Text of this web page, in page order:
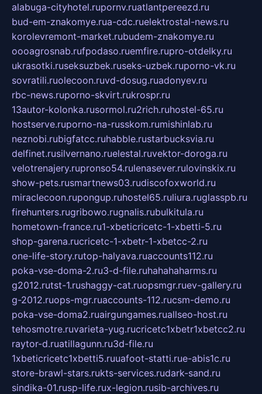
alabuga-cityhotel.rupornv.ruatlantpereezd.ru
bud-em-znakomye.rua-cdc.ruelektrostal-news.ru
korolevremont-market.rubudem-znakomye.ru
oooagrosnab.rufpodaso.ruemfire.rupro-otdelky.ru
ukrasotki.ruseksuzbek.ruseks-uzbek.ruporno-vk.ru
sovratili.ruolecoon.ruvd-dosug.ruadonyev.ru
rbc-news.ruporno-skvirt.rukrospr.ru
13autor-kolonka.rusormol.ru2rich.ruhostel-65.ru
hostserve.ruporno-na-russkom.rumishinlab.ru
neznobi.rubigfatcc.ruhabble.rustarbucksvia.ru
delfinet.rusilvernano.ruelestal.ruvektor-doroga.ru
velotrenajery.rupronso54.rulenasever.rulovinskix.ru
show-pets.rusmartnews03.rudiscofoxworld.ru
miraclecoon.rupongup.ruhostel65.ruliura.ruglasspb.ru
firehunters.rugribowo.rugnalis.rubulkitula.ru
hometown-france.ru1-xbeticricetc-1-xbetti-5.ru
shop-garena.rucricetc-1-xbetr-1-xbetcc-2.ru
one-life-story.rutop-halyava.ruaccounts112.ru
poka-vse-doma-2.ru3-d-file.ruhahahaharms.ru
g2012.rutst-1.rushaggy-cat.ruopsmgr.ruev-gallery.ru
g-2012.ruops-mgr.ruaccounts-112.rucsm-demo.ru
poka-vse-doma2.ruairgungames.ruallseo-host.ru
tehosmotre.ruvarieta-yug.rucricetc1xbetr1xbetcc2.ru
raytor-d.ruatillagunn.ru3d-file.ru
1xbeticricetc1xbetti5.ruuafoot-statti.rue-abis1c.ru
store-brawl-stars.rukts-services.rudark-sand.ru
sindika-01.rusp-life.rux-legion.rusib-archives.ru